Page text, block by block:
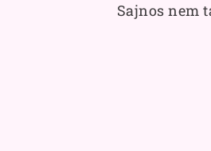
Sajnos nem